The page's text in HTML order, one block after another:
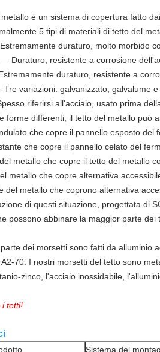
è un sistema di copertura fatto
5 tipi di materiali di tetto del
duraturo, molto morbido
Duraturo, resistente a corrosione
duraturo, resistente a
variazioni: galvanizzato, galvalume
riferirsi all'acciaio, usato prima
forme differenti, il tetto del metallo può
che copre il pannello esposto del
che copre il pannello celato del
metallo che copre il tetto del metallo
metallo che copre alternativa
del metallo che coprono alternativa
di questi situazione, progettata di
possono abbinare la maggior parte
dei morsetti sono fatti da alluminio
A2-70. I nostri morsetti del tetto sono
zinco, l'acciaio inossidabile,
i tetti!
Sistema del